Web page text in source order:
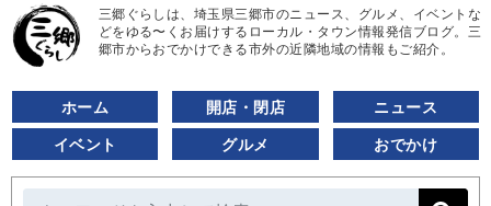
三郷ぐらしは、埼玉県三郷市のニュース、グルメ、イベントな
どをゆる〜くお届けするローカル・タウン情報発信ブログ。三
郷市からおでかけできる市外の近隣地域の情報もご紹介。
ホーム 開店・閉店 ニュース
イベント グルメ おでかけ